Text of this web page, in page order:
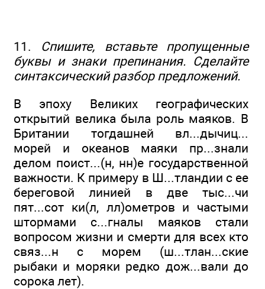
11. Спишите, вставьте пропущенные
буквы и знаки препинания. Сделайте
синтаксический разбор предложений.
В эпоху Великих географических
открытий велика была роль маяков. В
Британии тогдашней вл...дычиц...
морей и океанов маяки пр...знали
делом поист...(н, нн)е государственной
важности. К примеру в Ш...тландии с ее
береговой линией в две тыс...чи
пят...сот ки(л, лл)ометров и частыми
штормами с...гналы маяков стали
вопросом жизни и смерти для всех кто
связ...н с морем (ш...тлан...ские
рыбаки и моряки редко дож...вали до
сорока лет).